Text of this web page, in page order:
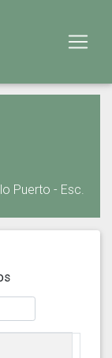
Puerto - Esc.